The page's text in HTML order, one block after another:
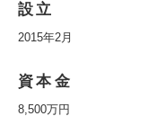
設立
2015年2月
資本金
8,500万円